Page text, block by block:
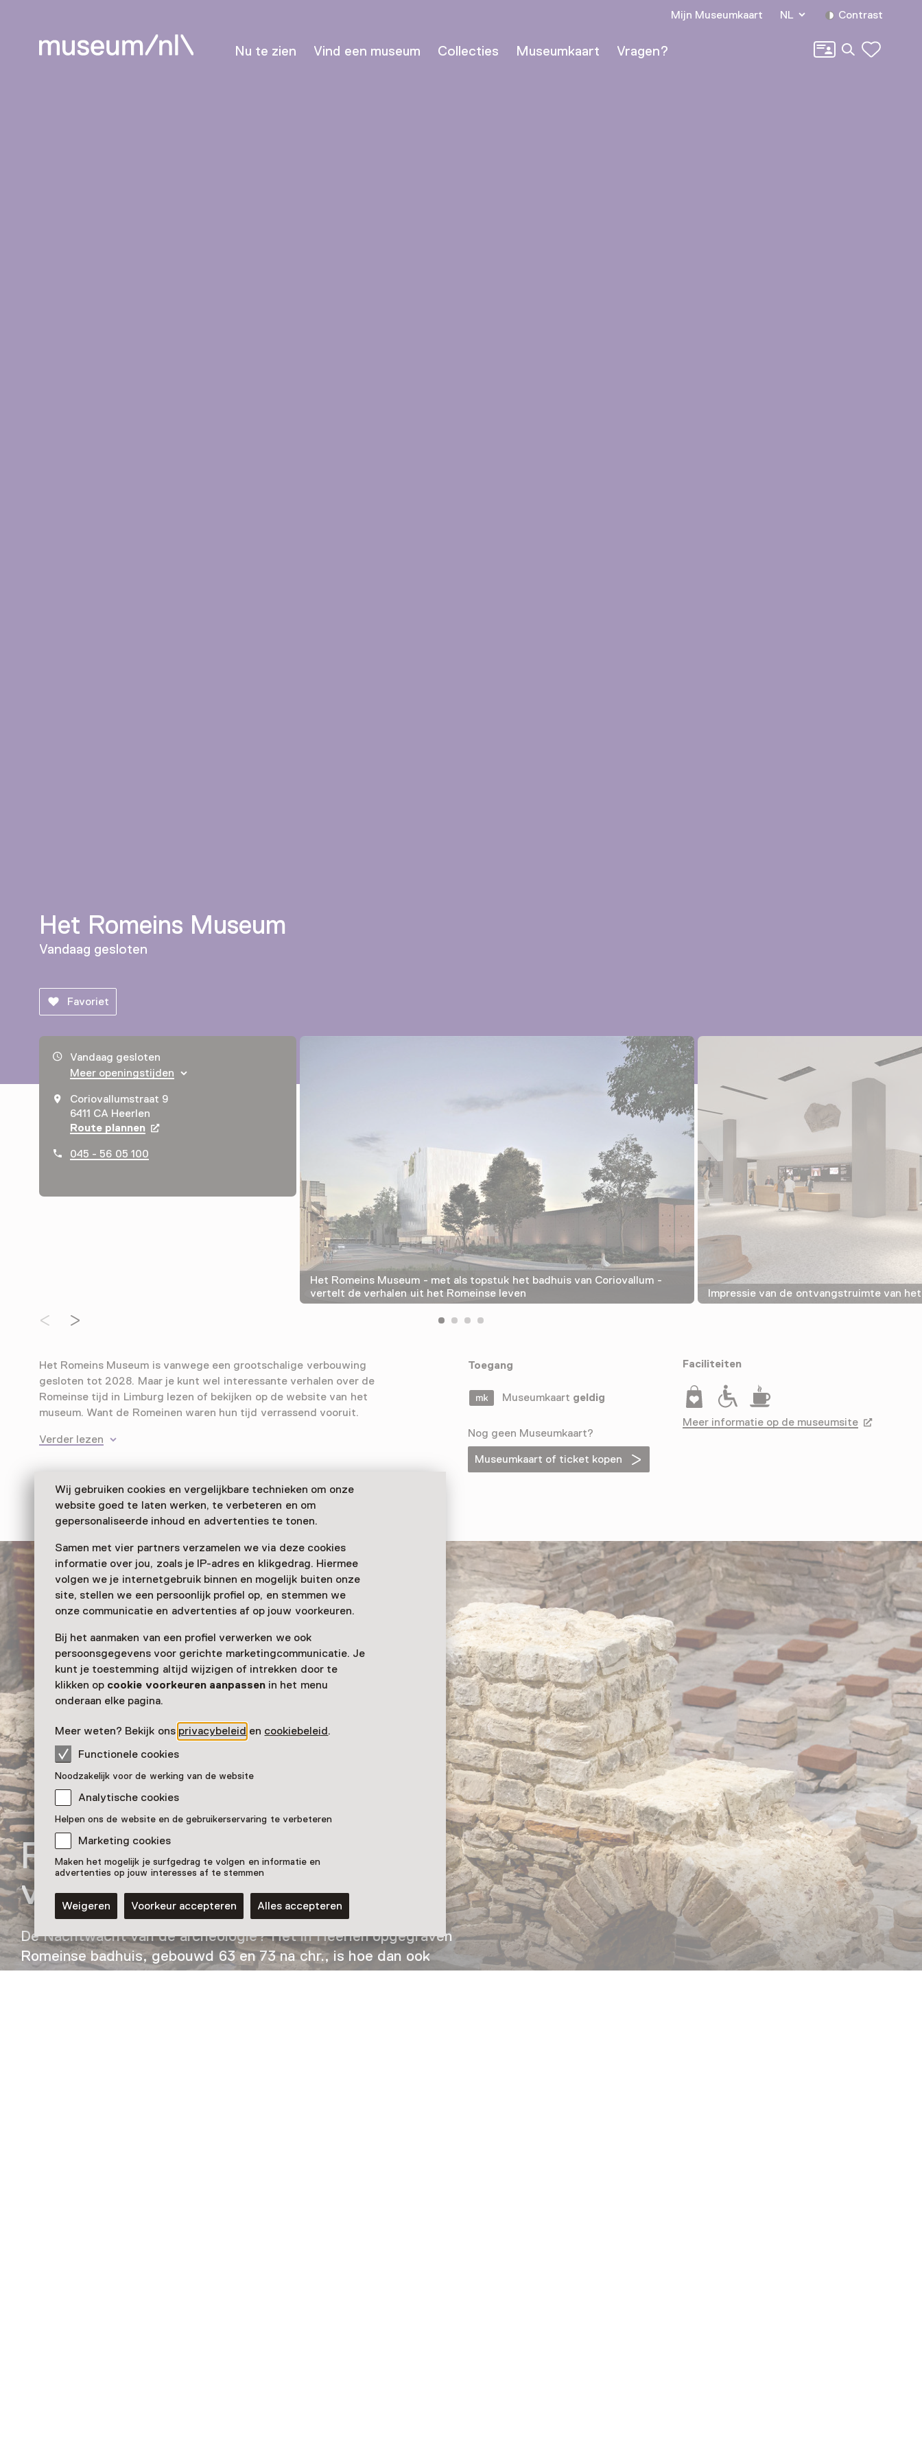
Wij gebruiken cookies en vergelijkbare technieken om onze
website goed te laten werken, te verbeteren en om
gepersonaliseerde inhoud en advertenties te tonen.
Samen met vier partners verzamelen we via deze cookies
informatie over jou, zoals je IP-adres en klikgedrag. Hiermee
volgen we je internetgebruik binnen en mogelijk buiten onze
site, stellen we een persoonlijk profiel op, en stemmen we
onze communicatie en advertenties af op jouw voorkeuren.
Bij het aanmaken van een profiel verwerken we ook
persoonsgegevens voor gerichte marketingcommunicatie. Je
kunt je toestemming altijd wijzigen of intrekken door te
klikken op cookie voorkeuren aanpassenin het menu
onderaan elke pagina.
Meer weten? Bekijk ons privacybeleid en cookiebeleid.
Functionele cookies
Noodzakelijk voor de werking van de website
Analytische cookies
Helpen ons de website en de gebruikerservaring te verbeteren
Marketing cookies
Maken het mogelijk je surfgedrag te volgen en informatie en
advertenties op jouw interesses af te stemmen
Weigeren Voorkeur accepteren Alles accepteren
Nu te zien Vind een museum Collecties Museumkaart Vragen?
Mijn Museumkaart NL Contrast
Zoeken
Het Romeins Museum
Vandaag gesloten
Favoriet
Openingstijden, adres & telefoonnummer
Vandaag gesloten
Meer openingstijden
Coriovallumstraat 9
6411 CA Heerlen
Route plannen Opent in een nieuw tabblad
045 - 56 05 100
Het Romeins Museum - met als topstuk het badhuis van Coriovallum -
vertelt de verhalen uit het Romeinse leven
Impressie van de ontvangstruimte van
Het Romeins Museum is vanwege een grootschalige verbouwing
gesloten tot 2028. Maar je kunt wel interessante verhalen over de
Romeinse tijd in Limburg lezen of bekijken op de website van het
museum. Want de Romeinen waren hun tijd verrassend vooruit.
Verder lezen
Toegang
Museumkaart geldig
Nog geen Museumkaart?
Museumkaart of ticket kopen
Faciliteiten
MuseumwinkelRolstoeltoegankelijk
Drinken
Meer informatie op de museumsite Opent in
Romeins badhuis en Kruik
van Lucius
De Nachtwacht van de archeologie? Het in Heerlen opgegraven
Romeinse badhuis, gebouwd 63 en 73 na chr., is hoe dan ook
heel bijzonder. Bewonder ook de Kruik van Lucius.